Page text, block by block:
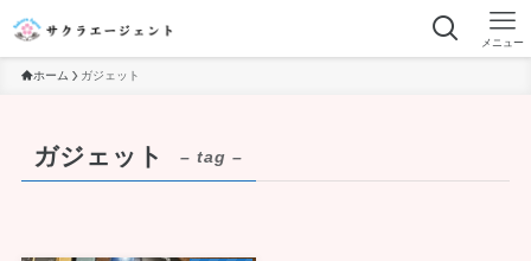
メニュー
ホーム ガジェット
ガジェット – tag –